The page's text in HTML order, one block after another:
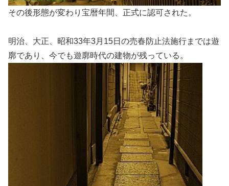
その後形態が変わり宝暦年間、正式に認可された。
明治、大正、昭和33年3月15日の売春防止法施行までは遊
廓であり、今でも遊廓時代の建物が残っている。